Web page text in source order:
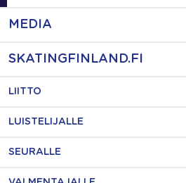
MEDIA
SKATINGFINLAND.FI
LIITTO
LUISTELIJALLE
SEURALLE